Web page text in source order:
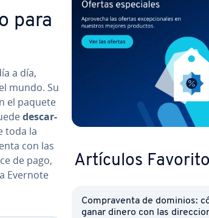
para
a día,
mundo. Su
el paquete
de­s­ca­r­
toda la
con las
de pago,
Evernote
Artículos
Co­m­pra­ve­n­ta de dominios:
ganar dinero con las